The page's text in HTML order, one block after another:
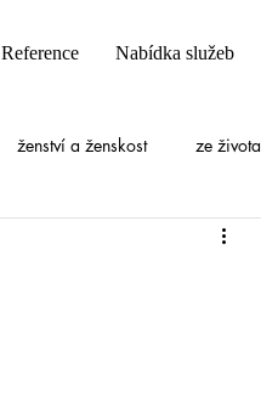
Reference Nabídka služeb
ženství a ženskost ze života